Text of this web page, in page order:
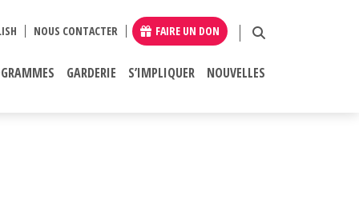
NOUS CONTACTER FAIRE UN DON
GARDERIE S’IMPLIQUER NOUVELLES